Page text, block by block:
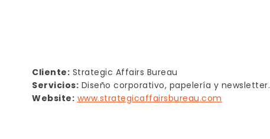
Cliente: Strategic Affairs Bureau
Servicios: Diseño corporativo, papelería y newsletter.
Website: www.strategicaffairsbureau.com